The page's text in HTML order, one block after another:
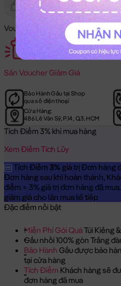
Gửi Tặng Hết
Voucher Mã Khuyến Mãi:
Săn Voucher Giảm Giá
Bảo Hành Gấu tại Shop
qua số điện thoại
Cửa Hàng:
486 Lê Văn Sỹ, P.14, Q.3, HCM
Tích Điểm 3% khi mua hàng
Xem Điểm Tích Lũy
Tích Điểm 3% giá trị Đơn hàng
Đơn hàng sau khi hoàn thành,
điểm = 3% giá trị đơn hàng đã
giảm giá cho lần mua kế tiếp
Đặc điểm nổi bật
Miễn Phí Gói QuàTúi Kiếng
Gấu nhồi 100% gòn Trắng
Bảo Hành Gấu được bảo
tại cửa hàng
Tích Điểm Khách hàng sẽ
đơn hàng đã mua